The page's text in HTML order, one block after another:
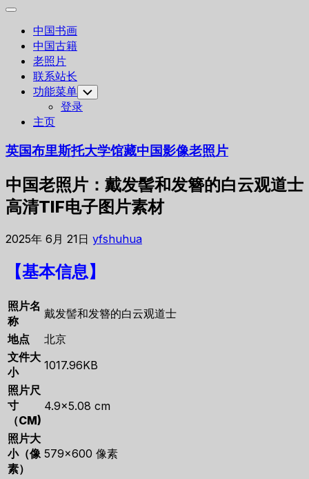
Expand
中国书画
中国古籍
老照片
联系站长
功能菜单 Toggle
Child
Menu
登录
主页
英国布里斯托大学馆藏中国影像老照片
中国老照片：戴发髻和发簪的白云观道士
高清TIF电子图片素材
2025年 6月 21日 yfshuhua
【基本信息】
照片名
称
戴发髻和发簪的白云观道士
地点
北京
文件大
小
1017.96KB
照片尺
寸
（CM)
4.9×5.08 cm
照片大
小（像
素）
579×600 像素